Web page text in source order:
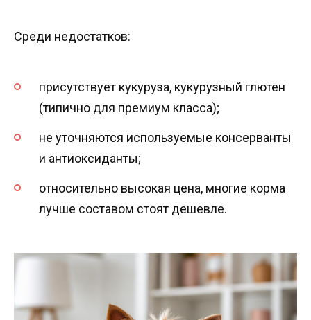
Среди недостатков:
присутствует кукуруза, кукурузный глютен
(типично для премиум класса);
не уточняются используемые консерванты
и антиоксиданты;
относительно высокая цена, многие корма
лучше составом стоят дешевле.